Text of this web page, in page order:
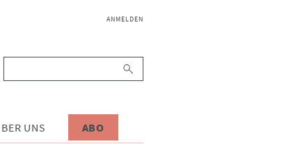
NAVIGATION
ANMELDEN
UNS ABO